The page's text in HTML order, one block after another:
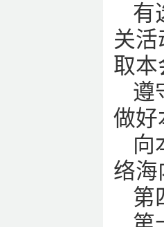
有
关
取本
遵
做好
向
络海
第